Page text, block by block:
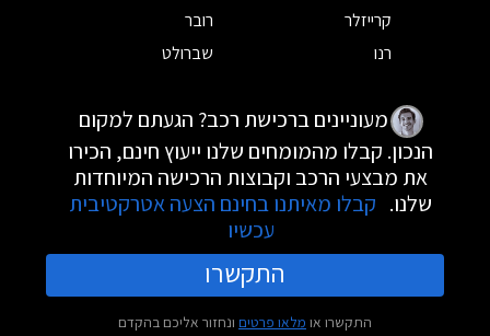
קרייזלר
רובר
רנו
שברולט
מעוניינים ברכישת רכב? הגעתם למקום
הנכון. קבלו מהמומחים שלנו ייעוץ חינם, הכירו
את מבצעי הרכב וקבוצות הרכישה המיוחדות
שלנו. קבלו מאיתנו בחינם הצעה אטרקטיבית
עכשיו
התקשרו
התקשרו או מלאו פרטים ונחזור אליכם בהקדם